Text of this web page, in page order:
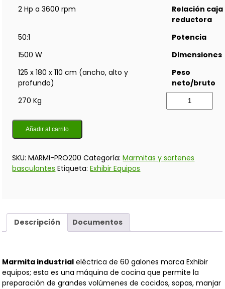
2 Hp a 3600 rpm
Relación caja
reductora
50:1
Potencia
1500 W
Dimensiones
125 x 180 x 110 cm (ancho, alto y
profundo)
Peso
neto/bruto
270 Kg
Añadir al carrito
SKU:MARMI-PRO200 Categoría:Marmitas y sartenes
basculantes Etiqueta:Exhibir Equipos
Descripción Documentos
Marmita industrial eléctrica de 60 galones marca Exhibir
equipos; esta es una máquina de cocina que permite la
preparación de grandes volúmenes de cocidos, sopas, manjar